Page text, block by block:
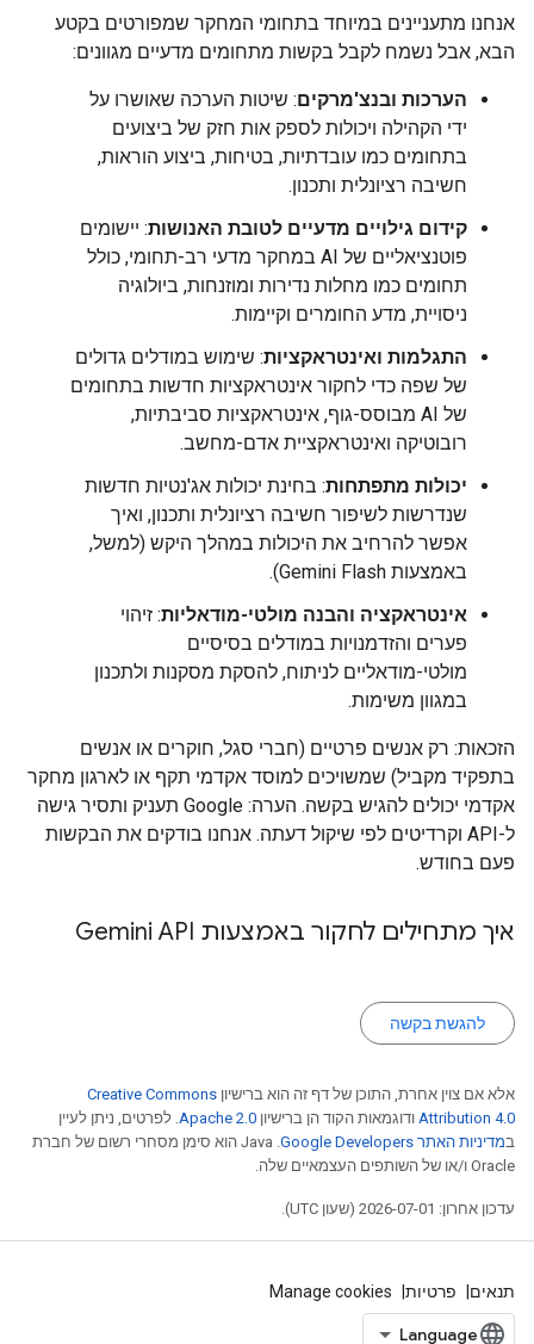
אנחנו מתעניינים במיוחד בתחומי המחקר שמפורטים בקטע
הבא, אבל נשמח לקבל בקשות מתחומים מדעיים מגוונים:
הערכות ובנצ'מרקים: שיטות הערכה שאושרו על
ידי הקהילה ויכולות לספק אות חזק של ביצועים
בתחומים כמו עובדתיות, בטיחות, ביצוע הוראות,
חשיבה רציונלית ותכנון.
קידום גילויים מדעיים לטובת האנושות: יישומים
פוטנציאליים של AI במחקר מדעי רב-תחומי, כולל
תחומים כמו מחלות נדירות ומוזנחות, ביולוגיה
ניסויית, מדע החומרים וקיימות.
התגלמות ואינטראקציות: שימוש במודלים גדולים
של שפה כדי לחקור אינטראקציות חדשות בתחומים
של AI מבוסס-גוף, אינטראקציות סביבתיות,
רובוטיקה ואינטראקציית אדם-מחשב.
יכולות מתפתחות: בחינת יכולות אג'נטיות חדשות
שנדרשות לשיפור חשיבה רציונלית ותכנון, ואיך
אפשר להרחיב את היכולות במהלך היקש (למשל,
באמצעות Gemini Flash).
אינטראקציה והבנה מולטי-מודאליות: זיהוי
פערים והזדמנויות במודלים בסיסיים
מולטי-מודאליים לניתוח, להסקת מסקנות ולתכנון
במגוון משימות.
הזכאות: רק אנשים פרטיים (חברי סגל, חוקרים או אנשים
בתפקיד מקביל) שמשויכים למוסד אקדמי תקף או לארגון מחקר
אקדמי יכולים להגיש בקשה. הערה: Google תעניק ותסיר גישה
ל-API וקרדיטים לפי שיקול דעתה. אנחנו בודקים את הבקשות
פעם בחודש.
איך מתחילים לחקור באמצעות Gemini API
להגשת בקשה
אלא אם צוין אחרת, התוכן של דף זה הוא ברישיון Creative Commons
Attribution 4.0 ודוגמאות הקוד הן ברישיון Apache 2.0 . לפרטים, ניתן לעיין
במדיניות האתר Google Developers‏
.‏ Java הוא סימן מסחרי רשום של חברת
Oracle ו/או של השותפים העצמאיים שלה.
עדכון אחרון: 2026-07-01 (שעון UTC).
תנאים פרטיות Manage cookies